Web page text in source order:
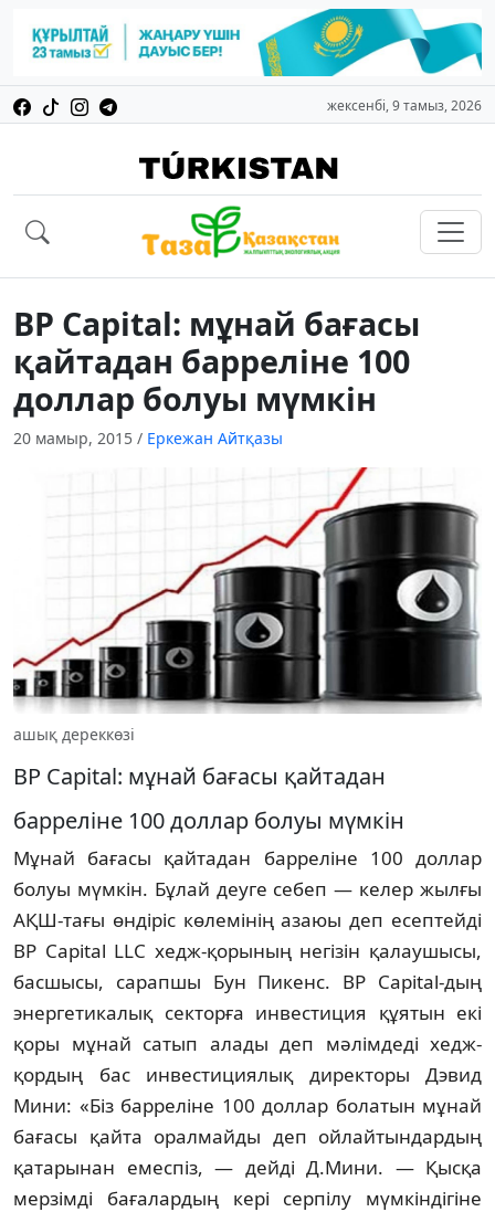
жексенбі, 9 тамыз, 2026
BP Capital: мұнай бағасы
қайтадан барреліне 100
доллар болуы мүмкін
20 мамыр, 2015 / Еркежан Айтқазы
ашық дереккөзі
BP Capital: мұнай бағасы қайтадан
барреліне 100 доллар болуы мүмкін
Мұнай бағасы қайтадан барреліне 100 доллар
болуы мүмкін. Бұлай деуге себеп — келер жылғы
АҚШ-тағы өндіріс көлемінің азаюы деп есептейді
BP Capital LLC хедж-қорының негізін қалаушысы,
басшысы, сарапшы Бун Пикенс. BP Capital-дың
энергетикалық секторға инвестиция құятын екі
қоры мұнай сатып алады деп мәлімдеді хедж-
қордың бас инвестициялық директоры Дэвид
Мини: «Біз барреліне 100 доллар болатын мұнай
бағасы қайта оралмайды деп ойлайтындардың
қатарынан емеспіз, — дейді Д.Мини. — Қысқа
мерзімді бағалардың кері серпілу мүмкіндігіне